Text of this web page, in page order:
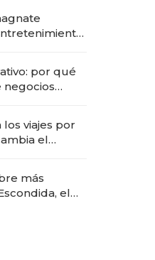
por qué
negocios
viajes por
el
más
el